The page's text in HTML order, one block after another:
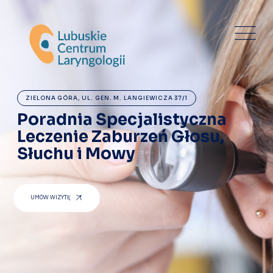
ZIELONA GÓRA, UL. GEN. M. LANGIEWICZA 37/1
Poradnia Specjalistyczna
Leczenie Zaburzeń Głosu,
Słuchu i Mowy
UMÓW WIZYTĘ